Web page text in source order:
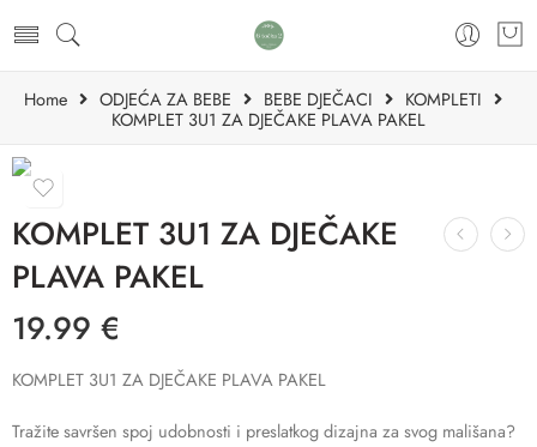
Home ODJEĆA ZA BEBE BEBE DJEČACI
KOMPLETI
KOMPLET 3U1 ZA DJEČAKE PLAVA PAKEL
KOMPLET 3U1 ZA DJEČAKE
PLAVA PAKEL
19.99 €
KOMPLET 3U1 ZA DJEČAKE PLAVA PAKEL
Tražite savršen spoj udobnosti i preslatkog dizajna za svog mališana?